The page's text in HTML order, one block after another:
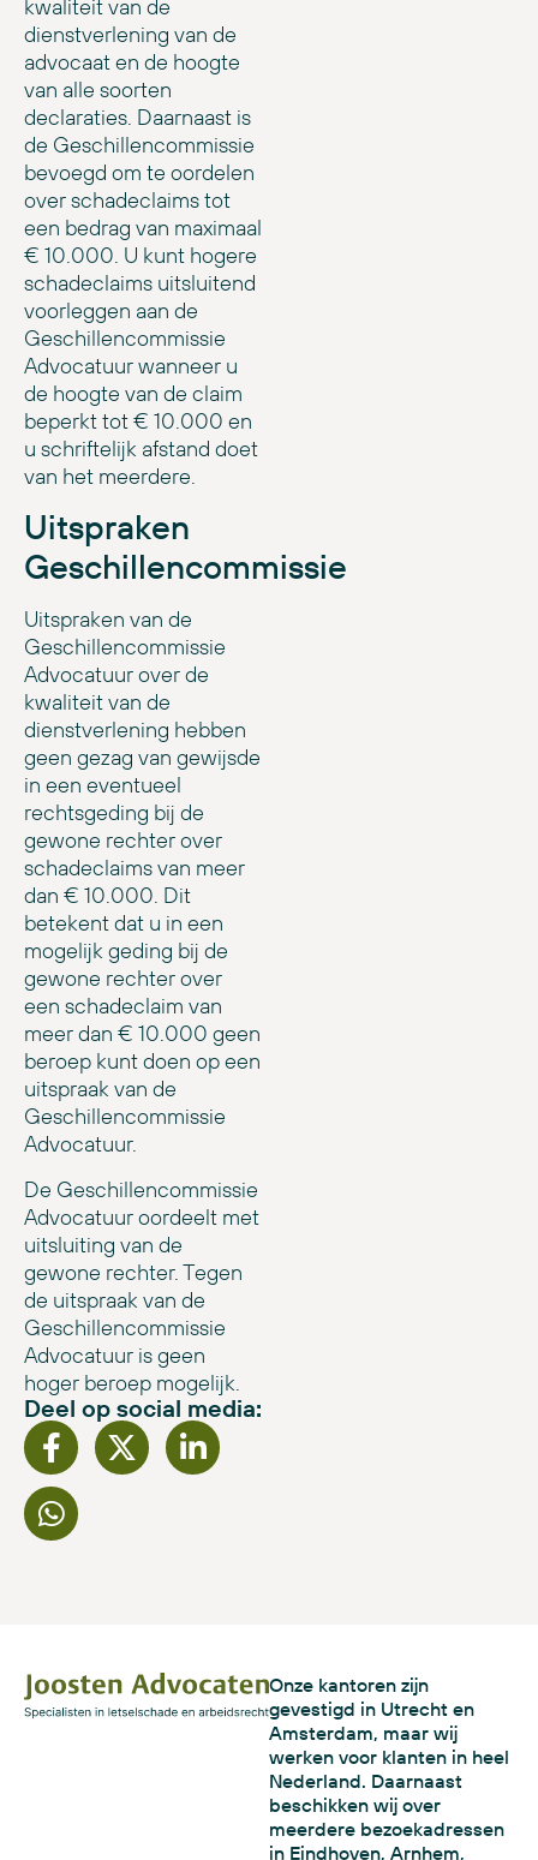
kwaliteit van de
dienstverlening van de
advocaat en de hoogte
van alle soorten
declaraties. Daarnaast is
de Geschillencommissie
bevoegd om te oordelen
over schadeclaims tot
een bedrag van maximaal
€ 10.000. U kunt hogere
schadeclaims uitsluitend
voorleggen aan de
Geschillencommissie
Advocatuur wanneer u
de hoogte van de claim
beperkt tot € 10.000 en
u schriftelijk afstand doet
van het meerdere.
Uitspraken
Geschillencommissie
Uitspraken van de
Geschillencommissie
Advocatuur over de
kwaliteit van de
dienstverlening hebben
geen gezag van gewijsde
in een eventueel
rechtsgeding bij de
gewone rechter over
schadeclaims van meer
dan € 10.000. Dit
betekent dat u in een
mogelijk geding bij de
gewone rechter over
een schadeclaim van
meer dan € 10.000 geen
beroep kunt doen op een
uitspraak van de
Geschillencommissie
Advocatuur.
De Geschillencommissie
Advocatuur oordeelt met
uitsluiting van de
gewone rechter. Tegen
de uitspraak van de
Geschillencommissie
Advocatuur is geen
hoger beroep mogelijk.
Deel op social media:
Onze kantoren zijn
gevestigd in Utrecht en
Amsterdam, maar wij
werken voor klanten in heel
Nederland. Daarnaast
beschikken wij over
meerdere bezoekadressen
in Eindhoven, Arnhem,